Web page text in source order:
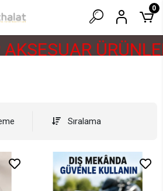
ÜRÜNLERİ
0
Sıralama